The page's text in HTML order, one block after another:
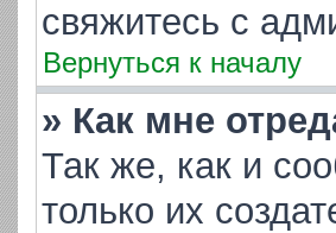
свяжитесь с
Вернуться к началу
» Как мне
Так же, как и
только их